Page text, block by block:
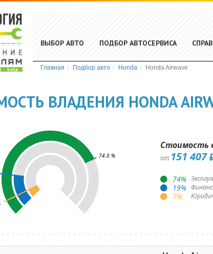
ВЫБОР АВТО ПОДБОР АВТОСЕРВИСА
Главная Подбор авто Honda Honda Airwave
ВЛАДЕНИЯ HONDA
74.0 %
Стоимость
от 151 407
74%
19%
7%